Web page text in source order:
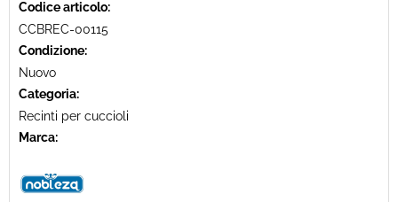
Codice articolo:
CCBREC-00115
Condizione:
Nuovo
Categoria:
Recinti per cuccioli
Marca: